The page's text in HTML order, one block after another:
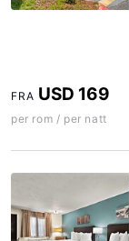
FRA USD 169
per rom / per natt